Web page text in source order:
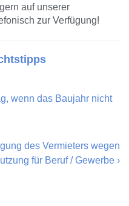
auf unserer
zur Verfügung!
wenn das Baujahr nicht
des Vermieters wegen
für Beruf / Gewerbe ›